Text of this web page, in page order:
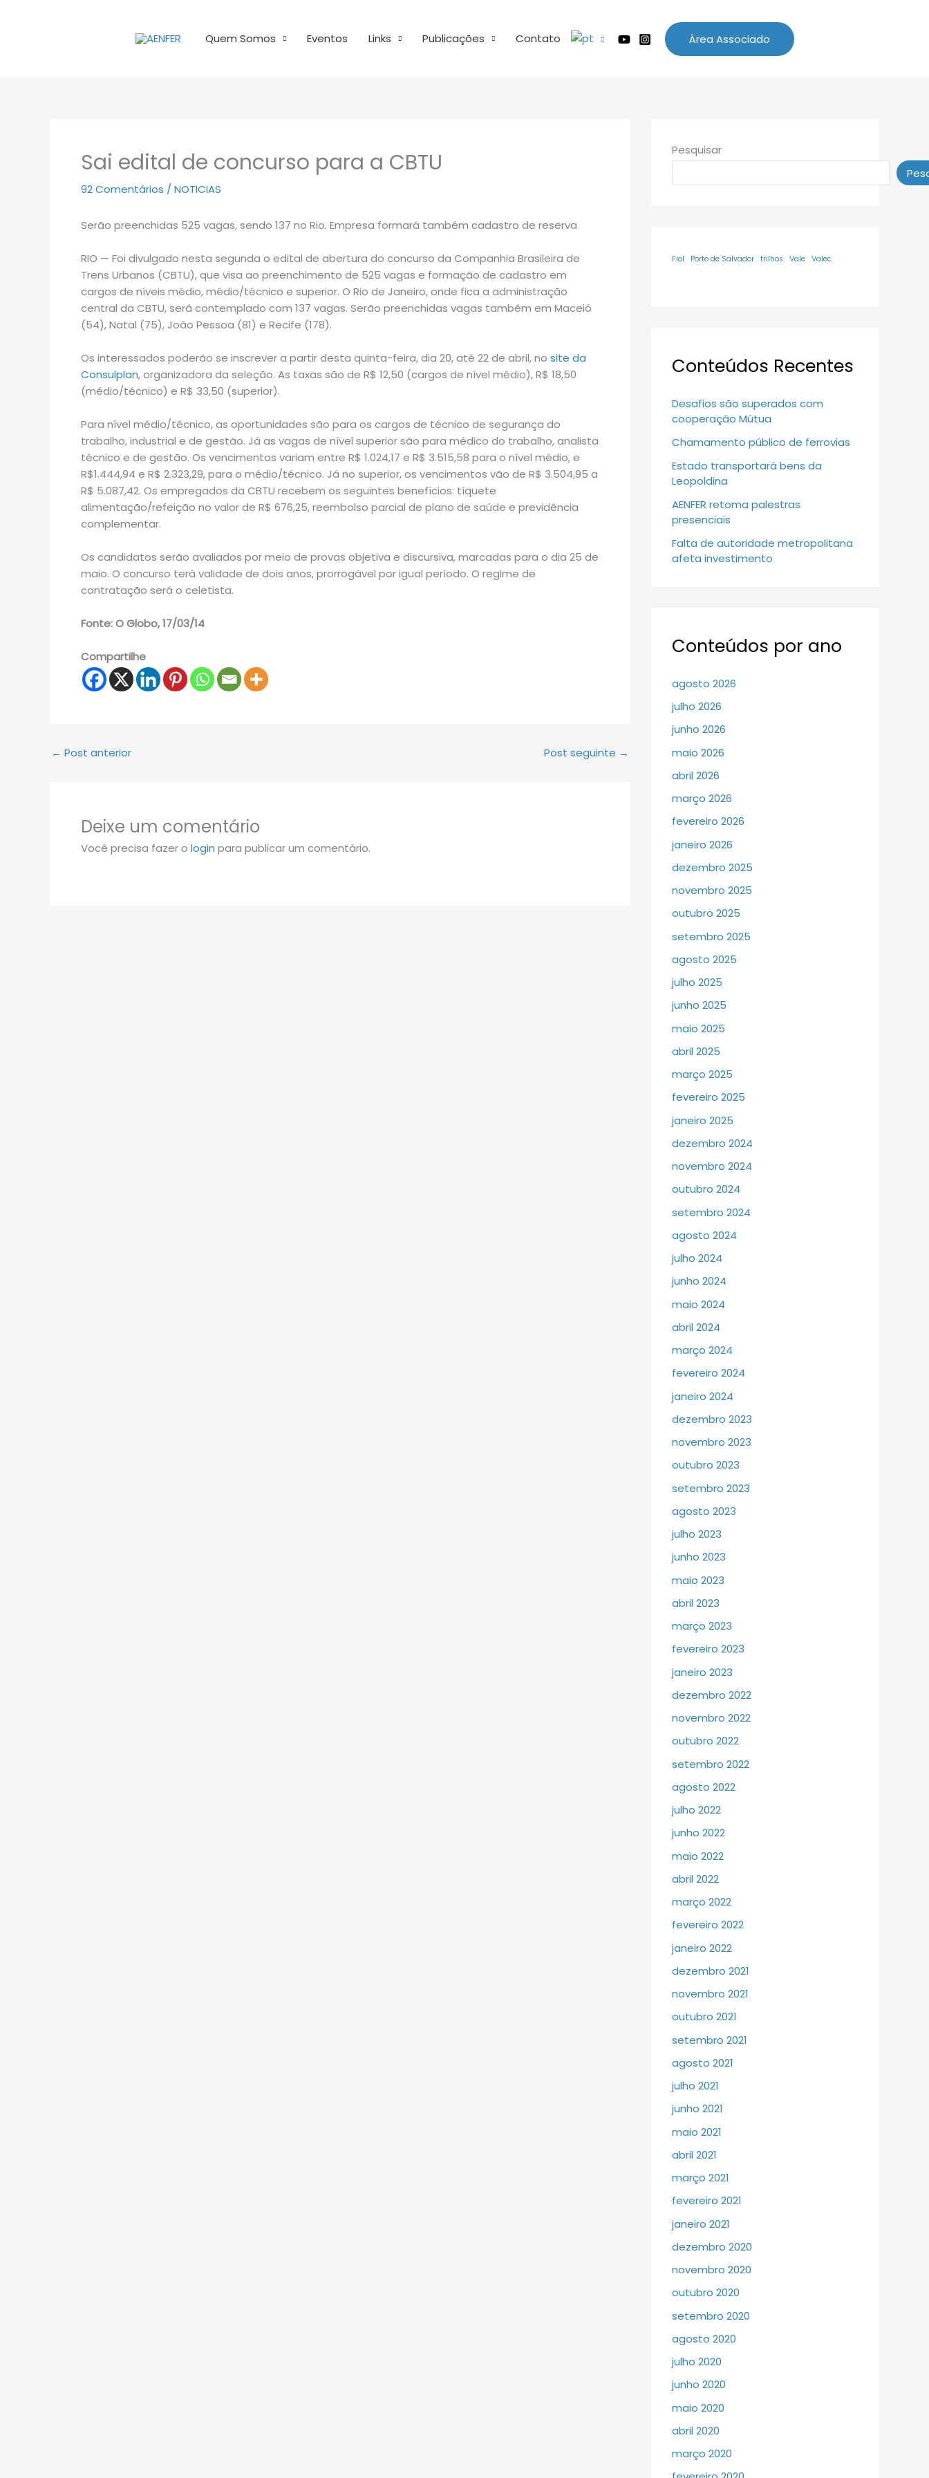
Quem Somos Eventos Links Publicações Contato Área Associado
Sai edital de concurso para a CBTU
92 Comentários / NOTICIAS
Serão preenchidas 525 vagas, sendo 137 no Rio. Empresa formará também cadastro de reserva
RIO — Foi divulgado nesta segunda o edital de abertura do concurso da Companhia Brasileira de
Trens Urbanos (CBTU), que visa ao preenchimento de 525 vagas e formação de cadastro em
cargos de níveis médio, médio/técnico e superior. O Rio de Janeiro, onde fica a administração
central da CBTU, será contemplado com 137 vagas. Serão preenchidas vagas também em Maceió
(54), Natal (75), João Pessoa (81) e Recife (178).
Os interessados poderão se inscrever a partir desta quinta-feira, dia 20, até 22 de abril, no site da
Consulplan, organizadora da seleção. As taxas são de R$ 12,50 (cargos de nível médio), R$ 18,50
(médio/técnico) e R$ 33,50 (superior).
Para nível médio/técnico, as oportunidades são para os cargos de técnico de segurança do
trabalho, industrial e de gestão. Já as vagas de nível superior são para médico do trabalho, analista
técnico e de gestão. Os vencimentos variam entre R$ 1.024,17 e R$ 3.515,58 para o nível médio, e
R$1.444,94 e R$ 2.323,29, para o médio/técnico. Já no superior, os vencimentos vão de R$ 3.504,95 a
R$ 5.087,42. Os empregados da CBTU recebem os seguintes benefícios: tíquete
alimentação/refeição no valor de R$ 676,25, reembolso parcial de plano de saúde e previdência
complementar.
Os candidatos serão avaliados por meio de provas objetiva e discursiva, marcadas para o dia 25 de
maio. O concurso terá validade de dois anos, prorrogável por igual período. O regime de
contratação será o celetista.
Fonte: O Globo, 17/03/14
Compartilhe
← Post anterior Post seguinte →
Deixe um comentário
Você precisa fazer o login para publicar um comentário.
Pesquisar
Fiol Porto de Salvador trilhos Vale Valec
Conteúdos Recentes
Desafios são superados com
cooperação Mútua
Chamamento público de ferrovias
Estado transportará bens da
Leopoldina
AENFER retoma palestras
presenciais
Falta de autoridade metropolitana
afeta investimento
Conteúdos por ano
agosto 2026
julho 2026
junho 2026
maio 2026
abril 2026
março 2026
fevereiro 2026
janeiro 2026
dezembro 2025
novembro 2025
outubro 2025
setembro 2025
agosto 2025
julho 2025
junho 2025
maio 2025
abril 2025
março 2025
fevereiro 2025
janeiro 2025
dezembro 2024
novembro 2024
outubro 2024
setembro 2024
agosto 2024
julho 2024
junho 2024
maio 2024
abril 2024
março 2024
fevereiro 2024
janeiro 2024
dezembro 2023
novembro 2023
outubro 2023
setembro 2023
agosto 2023
julho 2023
junho 2023
maio 2023
abril 2023
março 2023
fevereiro 2023
janeiro 2023
dezembro 2022
novembro 2022
outubro 2022
setembro 2022
agosto 2022
julho 2022
junho 2022
maio 2022
abril 2022
março 2022
fevereiro 2022
janeiro 2022
dezembro 2021
novembro 2021
outubro 2021
setembro 2021
agosto 2021
julho 2021
junho 2021
maio 2021
abril 2021
março 2021
fevereiro 2021
janeiro 2021
dezembro 2020
novembro 2020
outubro 2020
setembro 2020
agosto 2020
julho 2020
junho 2020
maio 2020
abril 2020
março 2020